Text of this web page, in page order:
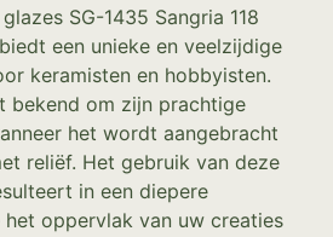
SG-1435 Sangria 118
een unieke en veelzijdige
keramisten en hobbyisten.
bekend om zijn prachtige
het wordt aangebracht
reliëf. Het gebruik van deze
in een diepere
oppervlak van uw creaties